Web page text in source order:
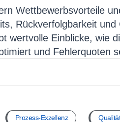
Wettbewerbsvorteile
Rückverfolgbarkeit und
wertvolle Einblicke, wie
und Fehlerquoten
Prozess-Exzellenz